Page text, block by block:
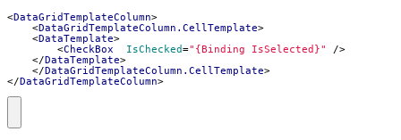
<DataGridTemplateColumn>
<DataGridTemplateColumn.CellTemplate>
<DataTemplate>
<CheckBox IsChecked="{Binding IsSelected}"
/>
</DataTemplate>
</DataGridTemplateColumn.CellTemplate>
</DataGridTemplateColumn>